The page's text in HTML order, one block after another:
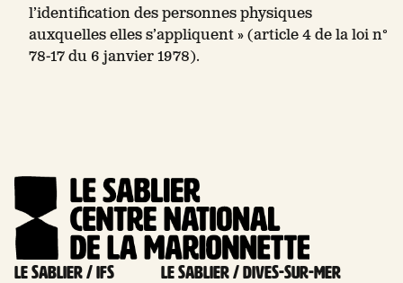
l’identification des personnes physiques
auxquelles elles s’appliquent » (article 4 de la loi n°
78-17 du 6 janvier 1978).
Le Sablier / Ifs Le Sablier / Dives-sur-mer